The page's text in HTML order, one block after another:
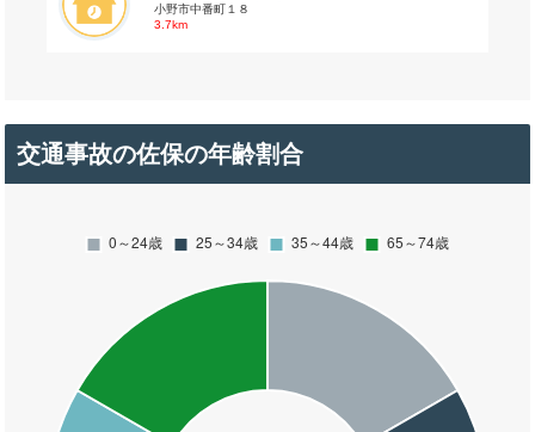
小野市中番町１８
3.7km
交通事故の佐保の年齢割合